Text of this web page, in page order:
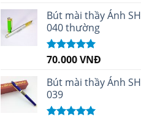
sao
Bút mài thầy Ánh SH
040 thường
Được xếp
sao
70.000VNĐ
Bút mài thầy Ánh SH
039